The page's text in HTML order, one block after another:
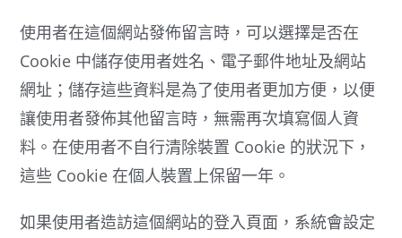
使用者在這個網站發佈留言時，可以選擇是否在
Cookie 中儲存使用者姓名、電子郵件地址及網站
網址；儲存這些資料是為了使用者更加方便，以便
讓使用者發佈其他留言時，無需再次填寫個人資
料。在使用者不自行清除裝置 Cookie 的狀況下，
這些 Cookie 在個人裝置上保留一年。
如果使用者造訪這個網站的登入頁面，系統會設定